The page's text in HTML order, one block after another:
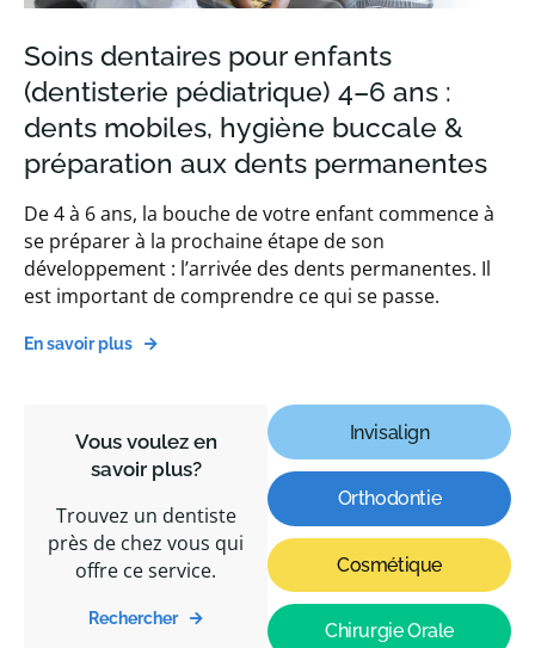
Vous voulez en
savoir plus?
Trouvez un dentiste
près de chez vous qui
offre ce service.
Rechercher
Invisalign
Orthodontie
Cosmétique
Chirurgie Orale
Soins dentaires pour enfants
(dentisterie pédiatrique) 4–6 ans :
dents mobiles, hygiène buccale &
préparation aux dents permanentes
De 4 à 6 ans, la bouche de votre enfant commence à
se préparer à la prochaine étape de son
développement : l’arrivée des dents permanentes. Il
est important de comprendre ce qui se passe.
En savoir plus